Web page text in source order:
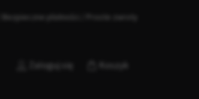
Bezpieczne płatności / Proste zwroty
Zaloguj się Koszyk